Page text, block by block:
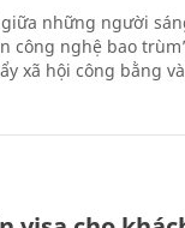
những người
công nghệ bao
xã hội công bằng